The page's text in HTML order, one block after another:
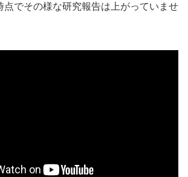
点でその様な研究報告は上がっていませ